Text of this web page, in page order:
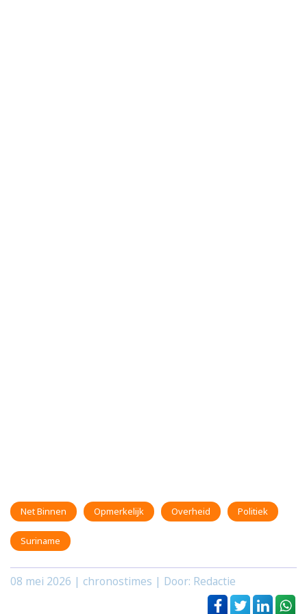
Net Binnen Opmerkelijk Overheid Politiek
Suriname
08 mei 2026 | chronostimes | Door: Redactie